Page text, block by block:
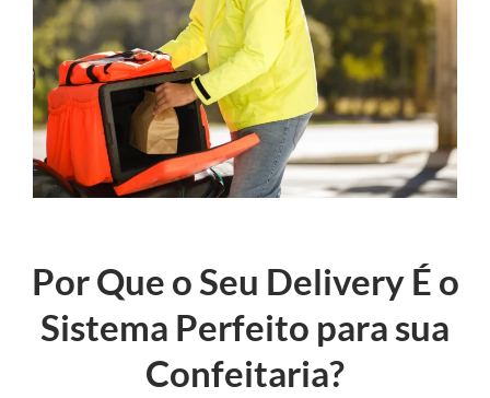
Por Que o Seu Delivery É o
Sistema Perfeito para sua
Confeitaria?